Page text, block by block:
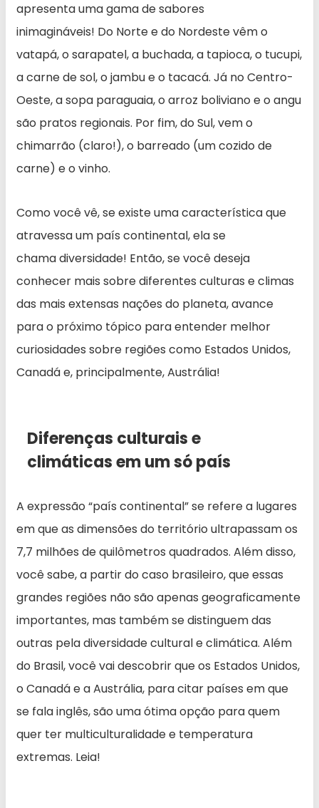
apresenta uma gama de sabores
inimagináveis! Do Norte e do Nordeste vêm o
vatapá, o sarapatel, a buchada, a tapioca, o tucupi,
a carne de sol, o jambu e o tacacá. Já no Centro-
Oeste, a sopa paraguaia, o arroz boliviano e o angu
são pratos regionais. Por fim, do Sul, vem o
chimarrão (claro!), o barreado (um cozido de
carne) e o vinho.
Como você vê, se existe uma característica que
atravessa um país continental, ela se
chama diversidade! Então, se você deseja
conhecer mais sobre diferentes culturas e climas
das mais extensas nações do planeta, avance
para o próximo tópico para entender melhor
curiosidades sobre regiões como Estados Unidos,
Canadá e, principalmente, Austrália!
Diferenças culturais e
climáticas em um só país
A expressão “país continental” se refere a lugares
em que as dimensões do território ultrapassam os
7,7 milhões de quilômetros quadrados. Além disso,
você sabe, a partir do caso brasileiro, que essas
grandes regiões não são apenas geograficamente
importantes, mas também se distinguem das
outras pela diversidade cultural e climática. Além
do Brasil, você vai descobrir que os Estados Unidos,
o Canadá e a Austrália, para citar países em que
se fala inglês, são uma ótima opção para quem
quer ter multiculturalidade e temperatura
extremas. Leia!